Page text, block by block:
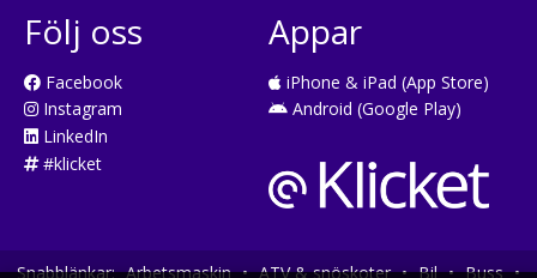
Följ oss
Facebook
Instagram
LinkedIn
#klicket
Appar
iPhone & iPad (App Store)
Android (Google Play)
Snabblänkar: Arbetsmaskin • ATV & snöskoter • Bil • Buss •